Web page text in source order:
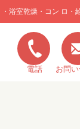
浴室乾燥・コン ロ・
電話 お問